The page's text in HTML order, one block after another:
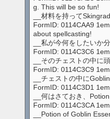
g. This will be so fun!
__材料を持って
FormID: 0114CAA9
about spellcasting!
__私が今何をしたいか
FormID: 0114C3C6
__そのチェストの中に
FormID: 0114C3C9
__チェストの中に
FormID: 0114C3D1
__何はさておき、
FormID: 0114C3CA
__Potion of Goblin